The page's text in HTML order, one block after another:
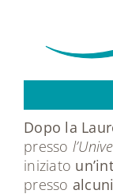
Dopo la
presso
iniziato
presso